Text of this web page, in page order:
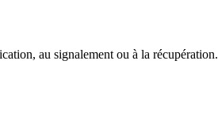
au signalement ou à la récupération.